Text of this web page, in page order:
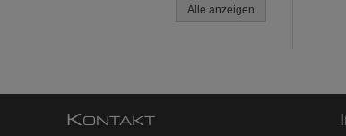
Alle anzeigen
KONTAKT